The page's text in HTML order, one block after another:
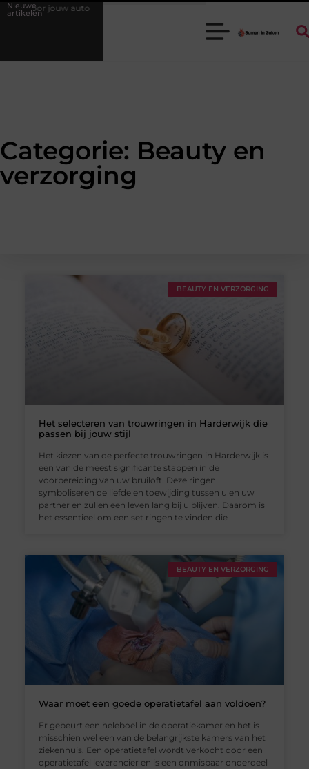
Nieuwe
artikelen
jouw auto Waarom een goede stukadoorgroothandel het werk van
Categorie: Beauty en
verzorging
BEAUTY EN VERZORGING
Het selecteren van trouwringen in Harderwijk die
passen bij jouw stijl
Het kiezen van de perfecte trouwringen in Harderwijk is
een van de meest significante stappen in de
voorbereiding van uw bruiloft. Deze ringen
symboliseren de liefde en toewijding tussen u en uw
partner en zullen een leven lang bij u blijven. Daarom is
het essentieel om een set ringen te vinden die
BEAUTY EN VERZORGING
Waar moet een goede operatietafel aan voldoen?
Er gebeurt een heleboel in de operatiekamer en het is
misschien wel een van de belangrijkste kamers van het
ziekenhuis. Een operatietafel wordt verkocht door een
operatietafel leverancier en is een onmisbaar onderdeel